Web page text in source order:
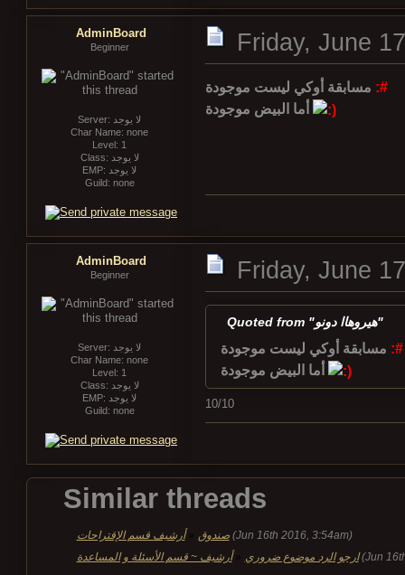
AdminBoard
Beginner
Server: لا يوجد
Char Name: none
Level: 1
Class: لا يوجد
EMP: لا يوجد
Guild: none
Friday, June
:#
AdminBoard
Beginner
Server: لا يوجد
Char Name: none
Level: 1
Class: لا يوجد
EMP: لا يوجد
Guild: none
Friday, June
Quoted from "هيروهاا دونو"
:#
10/10
Similar threads
أرشيف قسم الإقتراحات» صندوق (Jun 16th 2016, 3:54am)
أرشيف ~ قسم الأسئلة و المساعدة» ارجو الرد موضوع ضروري (Jun